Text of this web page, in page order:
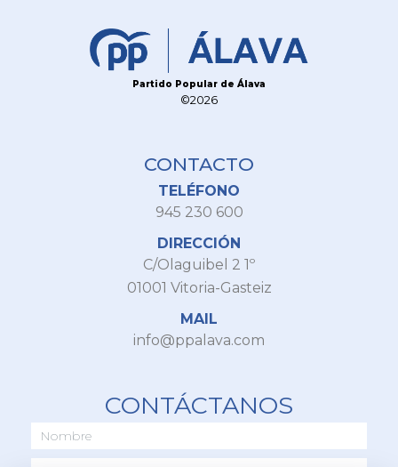
Partido Popular de Álava
©2026
CONTACTO
TELÉFONO
945 230 600
DIRECCIÓN
C/Olaguibel 2 1º
01001 Vitoria-Gasteiz
MAIL
info@ppalava.com
CONTÁCTANOS